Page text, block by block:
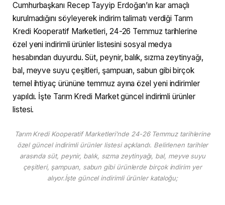
Cumhurbaşkanı Recep Tayyip Erdoğan’ın kar amaçlı
kurulmadığını söyleyerek indirim talimatı verdiği Tarım
Kredi Kooperatif Marketleri, 24-26 Temmuz tarihlerine
özel yeni indirimli ürünler listesini sosyal medya
hesabından duyurdu. Süt, peynir, balık, sızma zeytinyağı,
bal, meyve suyu çeşitleri, şampuan, sabun gibi birçok
temel ihtiyaç ürününe temmuz ayına özel yeni indirimler
yapıldı. İşte Tarım Kredi Market güncel indirimli ürünler
listesi.
Tarım Kredi Kooperatif Marketleri’nde 24-26 Temmuz tarihlerine
özel güncel indirimli ürünler listesi açıklandı. Belirlenen tarihler
arasında süt, peynir, balık, sızma zeytinyağı, bal, meyve suyu
çeşitleri, şampuan, sabun gibi ürünlerde birçok indirim yer
alıyor.İşte güncel indirimli ürünler kataloğu;